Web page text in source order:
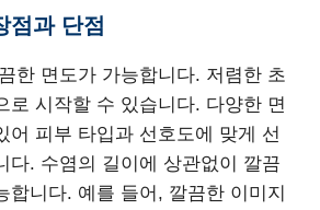
점과 단점
한 면도가 가능합니다. 저렴한 초
로 시작할 수 있습니다. 다양한 면
어 피부 타입과 선호도에 맞게 선
다. 수염의 길이에 상관없이 깔끔
합니다. 예를 들어, 깔끔한 이미지